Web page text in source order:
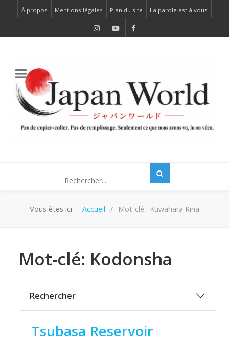
À propos Mentions légales Plan du site La parole est à vous
Vous êtes ici : Accueil Mot-clé : Kuwahara Rina
Mot-clé: Kodonsha
Rechercher
Tsubasa Reservoir